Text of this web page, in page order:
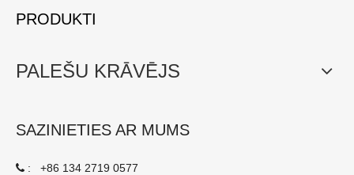
PRODUKTI
PALEŠU KRĀVĒJS
SAZINIETIES AR MUMS
 : +86 134 2719 0577